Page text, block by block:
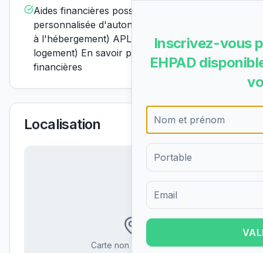
Aides financières possiblesAPA (allocation
personnalisée d'autonomie) ASH (aide sociale
à l'hébergement) APL (aide personnalisée au
logement) En savoir plus sur les aides
financières
Localisation
Carte non disponible
Inscrivez-vous
EHPAD
Formulaire d'inscription pour